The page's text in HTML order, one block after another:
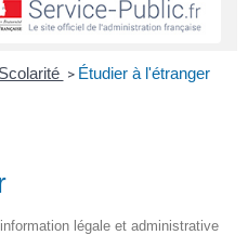
> Étudier à l'étranger
légale et administrative